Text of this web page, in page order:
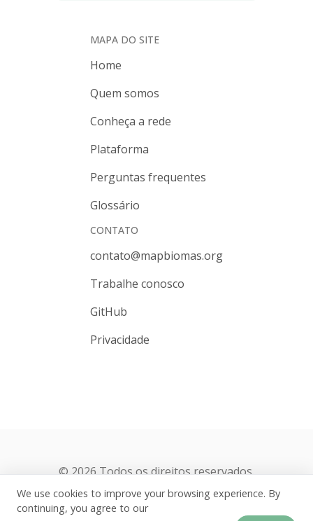
MAPA DO SITE
Home
Quem somos
Conheça a rede
Plataforma
Perguntas frequentes
Glossário
CONTATO
contato@mapbiomas.org
Trabalhe conosco
GitHub
Privacidade
© 2026 Todos os direitos reservados.
We use cookies to improve your browsing experience. By
continuing, you agree to our